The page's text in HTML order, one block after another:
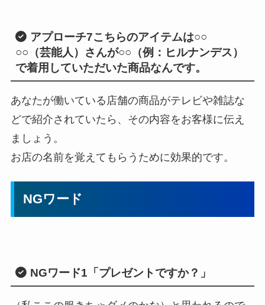
アプローチ7こちらのアイテムは○○
○○（芸能人）さんが○○（例：ヒルナンデス）
で着用していただいた商品なんです。
あなたが働いている店舗の商品がテレビや雑誌な
どで紹介されていたら、その内容をお客様に伝え
ましょう。
お店の名前を覚えてもらうために効果的です。
NGワード
NGワード1 「プレゼントですか？」